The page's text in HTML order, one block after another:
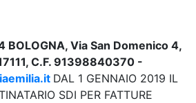
BOLOGNA, Via San Domenico 4,
C.F. 91398840370 -
DAL 1 GENNAIO 2019 IL
SDI PER FATTURE